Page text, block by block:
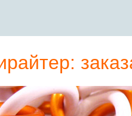
статьи,